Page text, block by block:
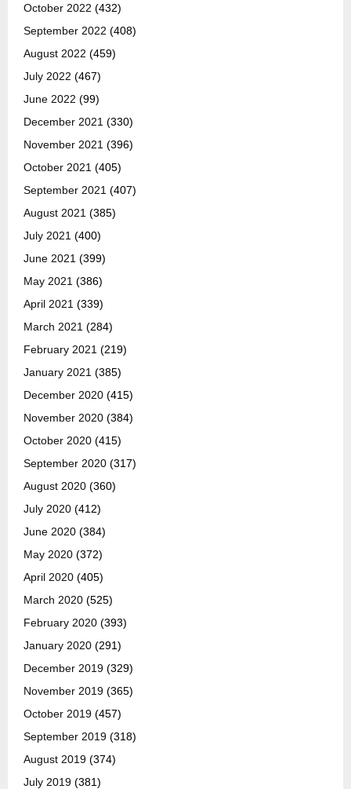
October 2022 (432)
September 2022 (408)
August 2022 (459)
July 2022 (467)
June 2022 (99)
December 2021 (330)
November 2021 (396)
October 2021 (405)
September 2021 (407)
August 2021 (385)
July 2021 (400)
June 2021 (399)
May 2021 (386)
April 2021 (339)
March 2021 (284)
February 2021 (219)
January 2021 (385)
December 2020 (415)
November 2020 (384)
October 2020 (415)
September 2020 (317)
August 2020 (360)
July 2020 (412)
June 2020 (384)
May 2020 (372)
April 2020 (405)
March 2020 (525)
February 2020 (393)
January 2020 (291)
December 2019 (329)
November 2019 (365)
October 2019 (457)
September 2019 (318)
August 2019 (374)
July 2019 (381)